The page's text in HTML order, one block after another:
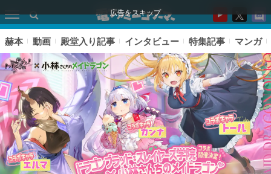
広告をスキップ
赫本 動画 殿堂入り記事 インタビュー 特集記事 マンガ